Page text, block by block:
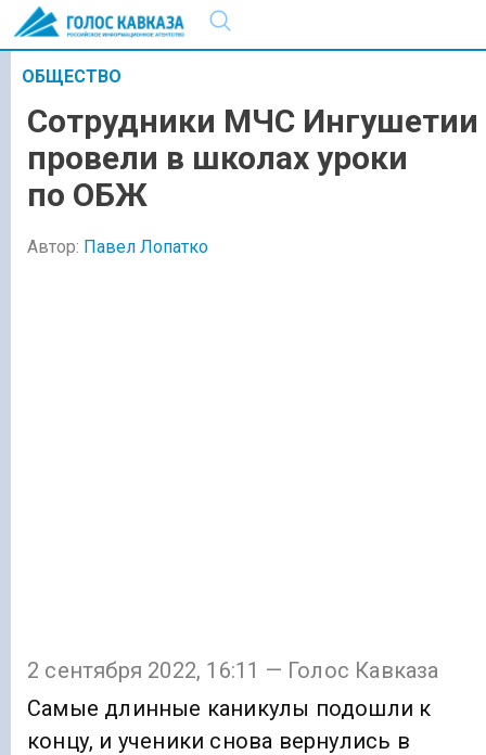
ОБЩЕСТВО
Сотрудники МЧС Ингушетии
провели в школах уроки
по ОБЖ
Автор: Павел Лопатко
2 сентября 2022, 16:11 — Голос Кавказа
Самые длинные каникулы подошли к
концу, и ученики снова вернулись в